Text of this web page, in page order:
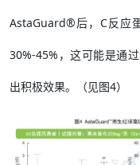
AstaGuard®后，C反应
30%-45%，这可能是通
出积极效果。（见图4）